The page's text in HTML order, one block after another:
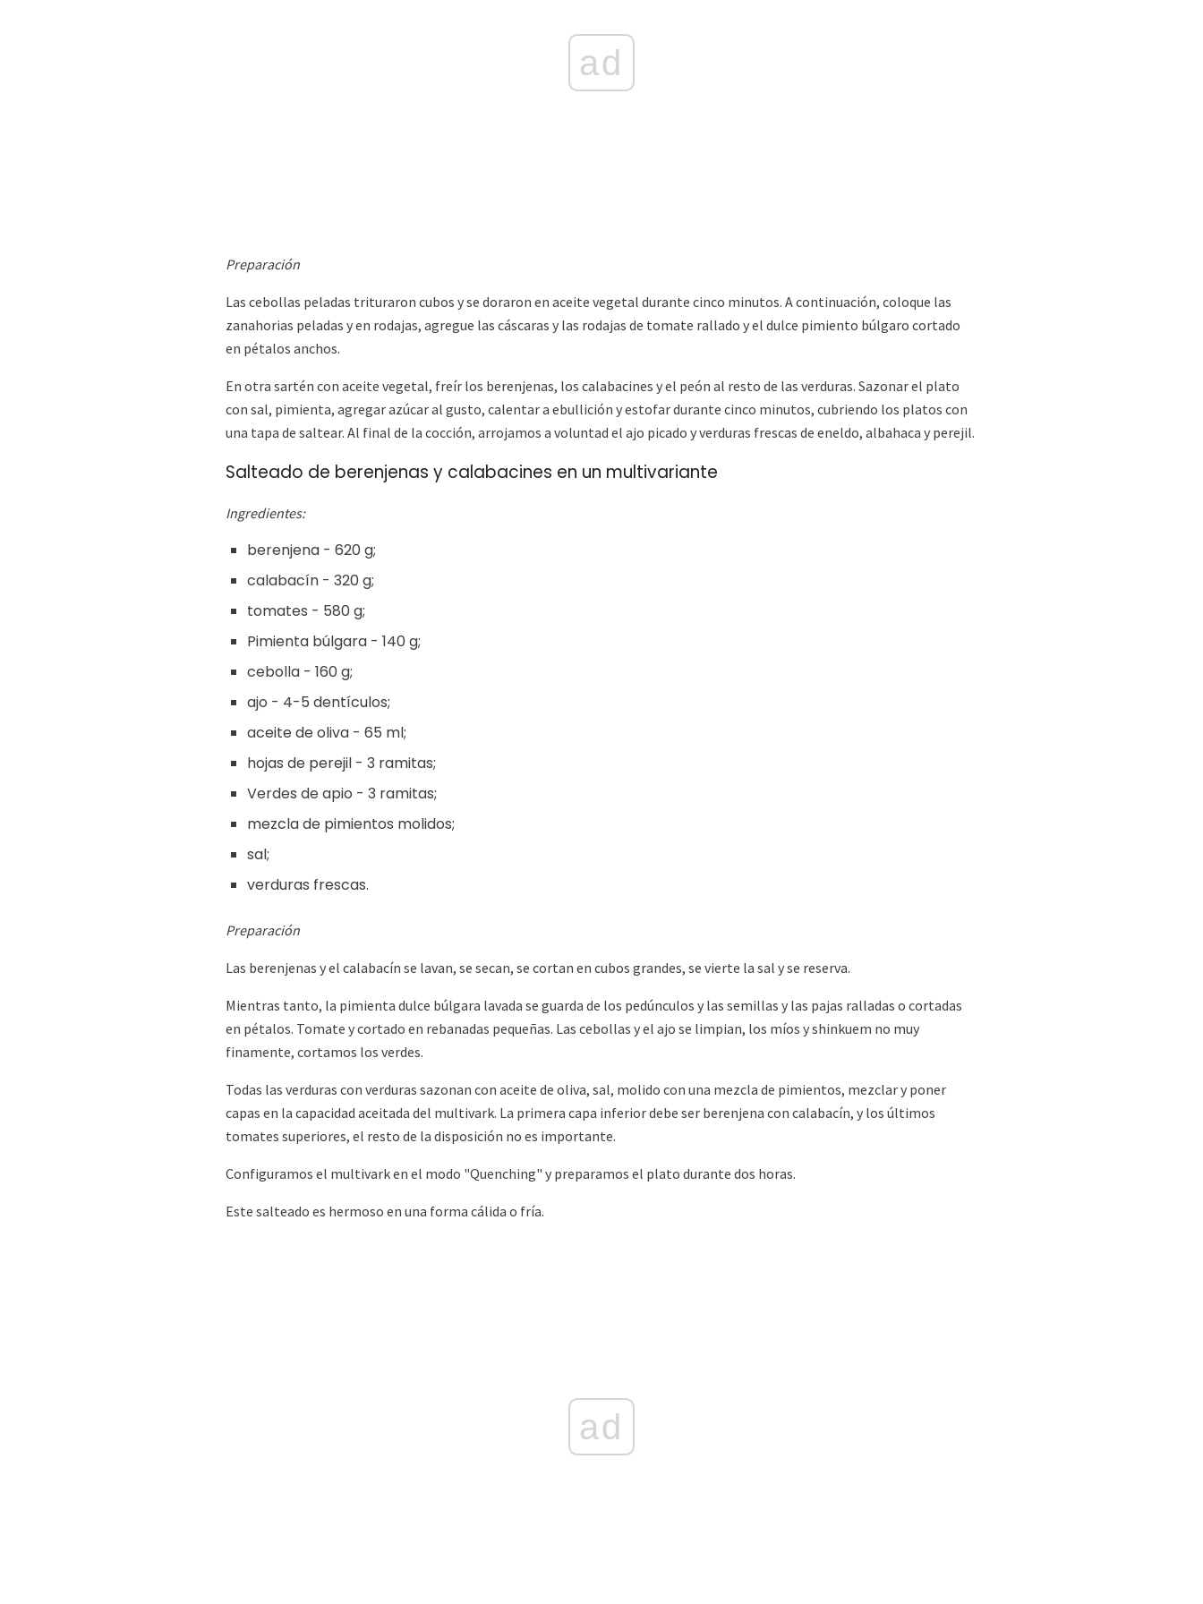
ad
Preparación
Las cebollas peladas trituraron cubos y se doraron en aceite vegetal durante cinco minutos. A continuación, coloque las
zanahorias peladas y en rodajas, agregue las cáscaras y las rodajas de tomate rallado y el dulce pimiento búlgaro cortado
en pétalos anchos.
En otra sartén con aceite vegetal, freír los berenjenas, los calabacines y el peón al resto de las verduras. Sazonar el plato
con sal, pimienta, agregar azúcar al gusto, calentar a ebullición y estofar durante cinco minutos, cubriendo los platos con
una tapa de saltear. Al final de la cocción, arrojamos a voluntad el ajo picado y verduras frescas de eneldo, albahaca y perejil.
Salteado de berenjenas y calabacines en un multivariante
Ingredientes:
berenjena - 620 g;
calabacín - 320 g;
tomates - 580 g;
Pimienta búlgara - 140 g;
cebolla - 160 g;
ajo - 4-5 dentículos;
aceite de oliva - 65 ml;
hojas de perejil - 3 ramitas;
Verdes de apio - 3 ramitas;
mezcla de pimientos molidos;
sal;
verduras frescas.
Preparación
Las berenjenas y el calabacín se lavan, se secan, se cortan en cubos grandes, se vierte la sal y se reserva.
Mientras tanto, la pimienta dulce búlgara lavada se guarda de los pedúnculos y las semillas y las pajas ralladas o cortadas
en pétalos. Tomate y cortado en rebanadas pequeñas. Las cebollas y el ajo se limpian, los míos y shinkuem no muy
finamente, cortamos los verdes.
Todas las verduras con verduras sazonan con aceite de oliva, sal, molido con una mezcla de pimientos, mezclar y poner
capas en la capacidad aceitada del multivark. La primera capa inferior debe ser berenjena con calabacín, y los últimos
tomates superiores, el resto de la disposición no es importante.
Configuramos el multivark en el modo "Quenching" y preparamos el plato durante dos horas.
Este salteado es hermoso en una forma cálida o fría.
ad